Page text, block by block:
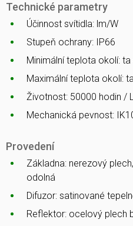
Technické parametry
Účinnost svítidla: lm/W
Stupeň ochrany: IP66
Minimální teplota okolí: ta
Maximální teplota okolí:
Životnost: 50000 hodin /
Mechanická pevnost:
Provedení
Základna: nerezový
odolná
Difuzor: satinované
Reflektor: ocelový plech